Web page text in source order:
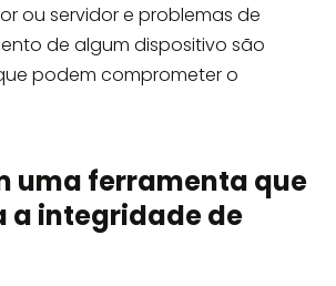
ou servidor e problemas de
de algum dispositivo são
podem comprometer o
uma ferramenta que
a integridade de